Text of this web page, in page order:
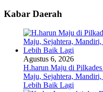
Kabar Daerah
Agustus 6, 2026
H.harun Maju di
Maju, Sejahtera,
Lebih Baik Lagi